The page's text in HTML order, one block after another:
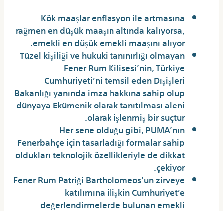
Kök maaşlar enflasyon ile artmasına
rağmen en düşük maaşın altında kalıyorsa,
emekli en düşük emekli maaşını alıyor.
Tüzel kişiliği ve hukuki tanınırlığı olmayan
Fener Rum Kilisesi’nin, Türkiye
Cumhuriyeti’ni temsil eden Dışişleri
Bakanlığı yanında imza hakkına sahip olup
dünyaya Ekümenik olarak tanıtılması aleni
olarak işlenmiş bir suçtur.
Her sene olduğu gibi, PUMA’nın
Fenerbahçe için tasarladığı formalar sahip
oldukları teknolojik özellikleriyle de dikkat
çekiyor.
Fener Rum Patriği Bartholomeos’un zirveye
katılımına ilişkin Cumhuriyet’e
değerlendirmelerde bulunan emekli